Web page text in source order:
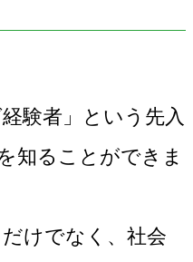
験者」という先入
知ることができま
けでなく、社会